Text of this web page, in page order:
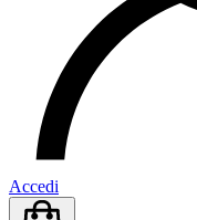
Accedi